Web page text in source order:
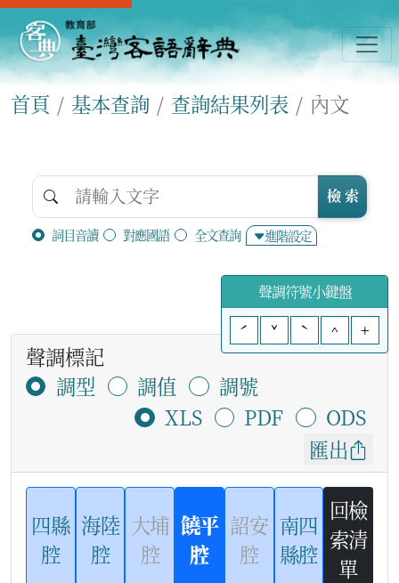
首頁 基本查詢 查詢結果列表 內文
詞目音讀 對應國語 全文查詢 進階設定
檢 索
聲調符號小鍵盤
ˊ
ˇ ˋ ^ +
聲調標記
調型
調值
調號
XLS
PDF
ODS
匯出
四縣
腔
海陸
腔
大埔
腔
饒平
腔
詔安
腔
南四
縣腔
回檢
索清
單